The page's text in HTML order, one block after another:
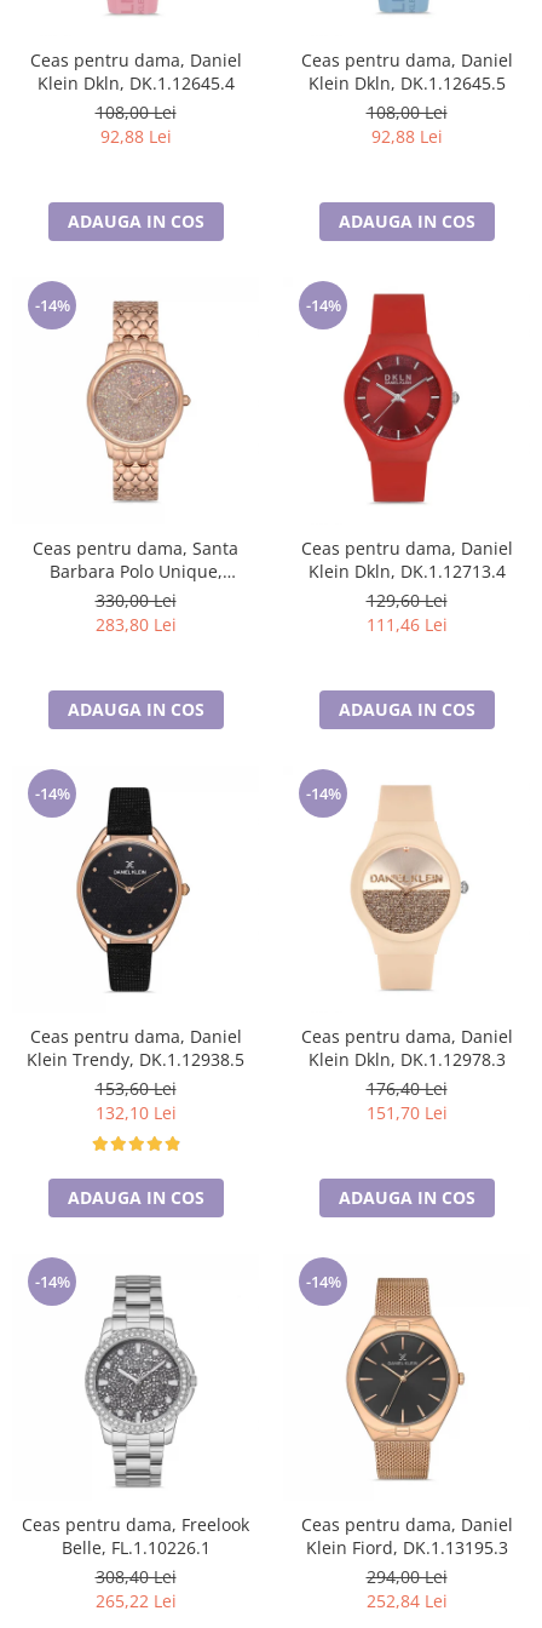
Cadouri pentru Doctori
Martisoare
Ceas pentru dama, Daniel
Klein Dkln, DK.1.12645.4
108,00 Lei
92,88 Lei
ADAUGA IN COS
Ceas pentru dama, Daniel
Klein Dkln, DK.1.12645.5
108,00 Lei
92,88 Lei
ADAUGA IN COS
-14%
Ceas pentru dama, Santa
Barbara Polo Unique,
SB.1.10127.2
330,00 Lei
283,80 Lei
ADAUGA IN COS
-14%
Ceas pentru dama, Daniel
Klein Dkln, DK.1.12713.4
129,60 Lei
111,46 Lei
ADAUGA IN COS
-14%
Ceas pentru dama, Daniel
Klein Trendy, DK.1.12938.5
153,60 Lei
132,10 Lei
ADAUGA IN COS
-14%
Ceas pentru dama, Daniel
Klein Dkln, DK.1.12978.3
176,40 Lei
151,70 Lei
ADAUGA IN COS
-14%
Ceas pentru dama, Freelook
Belle, FL.1.10226.1
308,40 Lei
265,22 Lei
-14%
Ceas pentru dama, Daniel
Klein Fiord, DK.1.13195.3
294,00 Lei
252,84 Lei